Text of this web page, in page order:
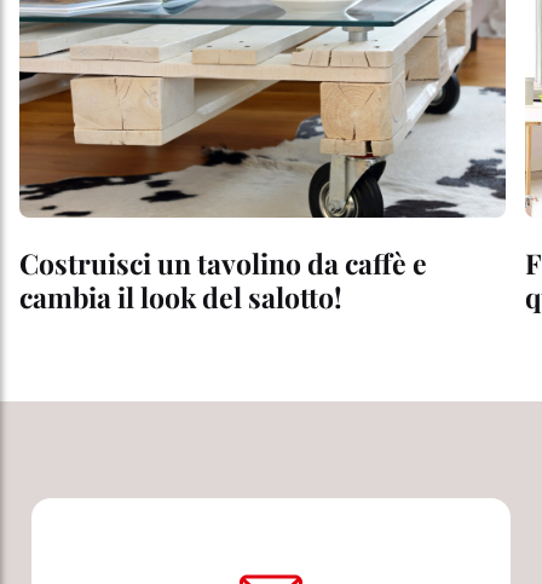
Costruisci un tavolino da caffè e
cambia il look del salotto!